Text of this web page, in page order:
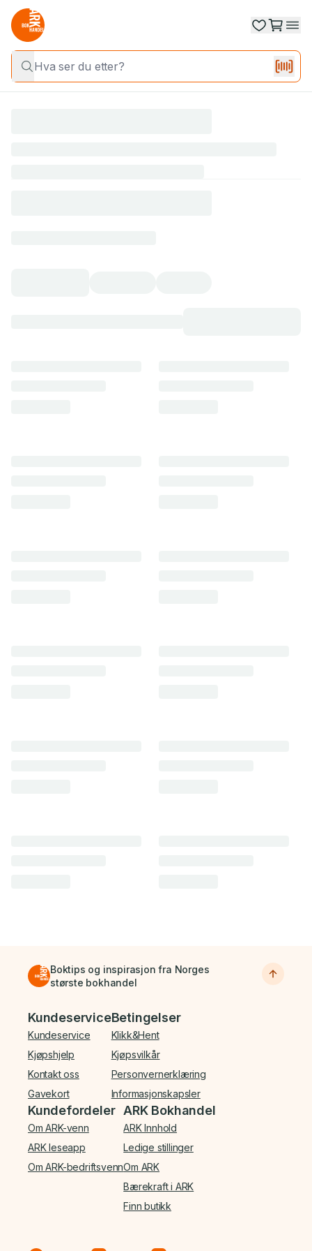
Boktips og inspirasjon fra Norges
største bokhandel
Bunnmeny
Kundeservice
Kundeservice
Kjøpshjelp
Kontakt oss
Gavekort
Betingelser
Klikk&Hent
Kjøpsvilkår
Personvernerklæring
Informasjonskapsler
Kundefordeler
Om ARK-venn
ARK leseapp
Om ARK-bedriftsvenn
ARK Bokhandel
ARK Innhold
Ledige stillinger
Om ARK
Bærekraft i ARK
Finn butikk